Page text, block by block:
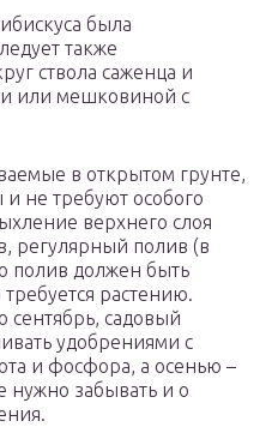
была
также
ствола саженца и
или мешковиной с
в открытом грунте,
и не требуют особого
верхнего слоя
регулярный полив (в
полив должен быть
растению.
сентябрь, садовый
удобрениями с
и фосфора, а осенью –
нужно забывать и о